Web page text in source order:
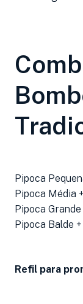
Pipoca
Pipoca Média
Pipoca
Pipoca Balde
Refil para